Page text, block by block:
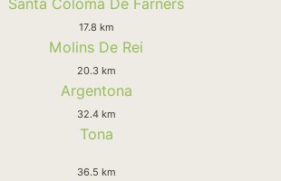
17.8 km
Molins De Rei
20.3 km
Argentona
32.4 km
Tona
36.5 km